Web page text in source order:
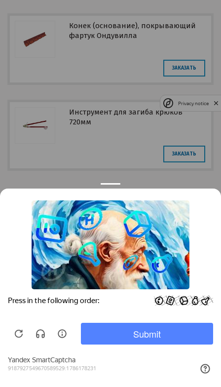
Конек (основание), покрывающий
фартук Ондувилла
ЗАКАЗАТЬ
Инструмент для загиба крюков
720мм
ЗАКАЗАТЬ
Контакты
Краснодар Тимашевск Темрюк
+7 (861) 298-41-90 +7 (861) 298-41-90
Российская, дом 269/10А
krov@krovsystem.com ЗАКАЗАТЬ ЗВОНОК
Информация на данном сайте носит ознакомительный характер и не является
Политика конфиденциальности
Privacy notice